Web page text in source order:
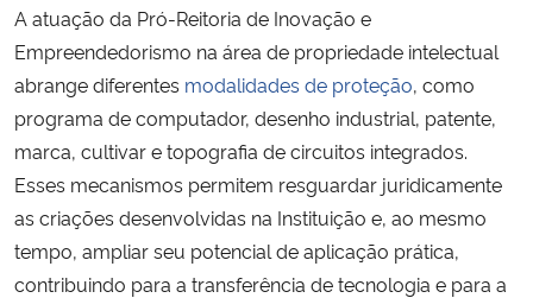
A atuação da Pró-Reitoria de Inovação e
Empreendedorismo na área de propriedade intelectual
abrange diferentes modalidades de proteção, como
programa de computador, desenho industrial, patente,
marca, cultivar e topografia de circuitos integrados.
Esses mecanismos permitem resguardar juridicamente
as criações desenvolvidas na Instituição e, ao mesmo
tempo, ampliar seu potencial de aplicação prática,
contribuindo para a transferência de tecnologia e para a